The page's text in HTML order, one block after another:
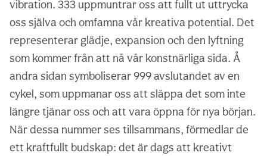
vibration. 333 uppmuntrar oss att fullt ut uttrycka
oss själva och omfamna vår kreativa potential. Det
representerar glädje, expansion och den lyftning
som kommer från att nå vår konstnärliga sida. Å
andra sidan symboliserar 999 avslutandet av en
cykel, som uppmanar oss att släppa det som inte
längre tjänar oss och att vara öppna för nya början.
När dessa nummer ses tillsammans, förmedlar de
ett kraftfullt budskap: det är dags att kreativt